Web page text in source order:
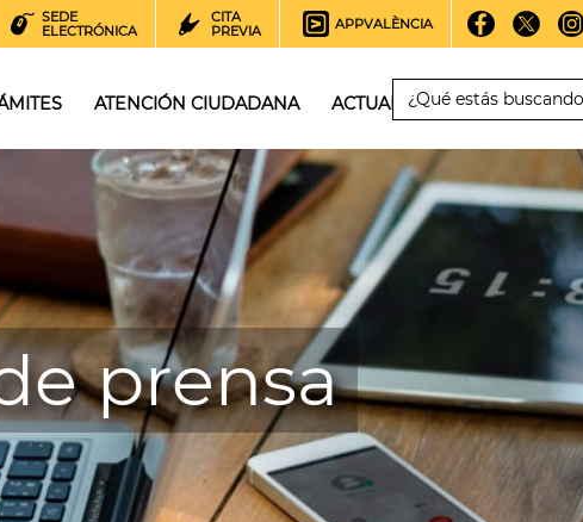
SEDE
ELECTRÓNICA
CITA
PREVIA
APPVALÈNCIA
ATENCIÓN CIUDADANA ACTUALIDAD
prensa